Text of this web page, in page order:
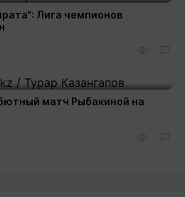
Лига чемпионов
матч Рыбакиной на